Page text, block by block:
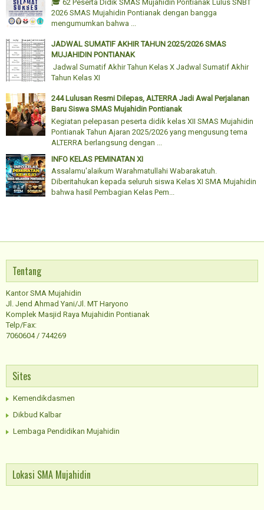
🎓 62 Peserta Didik SMAS Mujahidin Pontianak Lulus SNBT
2026 SMAS Mujahidin Pontianak dengan bangga
mengumumkan bahwa ...
JADWAL SUMATIF AKHIR TAHUN 2025/2026 SMAS
MUJAHIDIN PONTIANAK
Jadwal Sumatif Akhir Tahun Kelas X Jadwal Sumatif Akhir
Tahun Kelas XI
244 Lulusan Resmi Dilepas, ALTERRA Jadi Awal Perjalanan
Baru Siswa SMAS Mujahidin Pontianak
Kegiatan pelepasan peserta didik kelas XII SMAS Mujahidin
Pontianak Tahun Ajaran 2025/2026 yang mengusung tema
ALTERRA berlangsung dengan ...
INFO KELAS PEMINATAN XI
Assalamu'alaikum Warahmatullahi Wabarakatuh.
Diberitahukan kepada seluruh siswa Kelas XI SMA Mujahidin
bahwa hasil Pembagian Kelas Pem...
Tentang
Kantor SMA Mujahidin
Jl. Jend Ahmad Yani/Jl. MT Haryono
Komplek Masjid Raya Mujahidin Pontianak
Telp/Fax:
7060604 / 744269
Sites
Kemendikdasmen
Dikbud Kalbar
Lembaga Pendidikan Mujahidin
Lokasi SMA Mujahidin